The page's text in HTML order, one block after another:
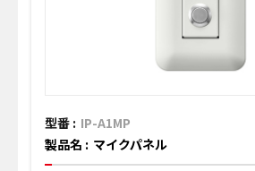
型番 : IP-A1MP
製品名 : マイクパネル